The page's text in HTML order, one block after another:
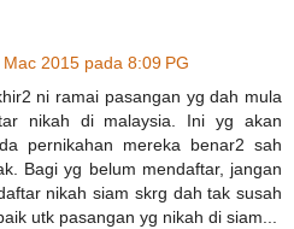
Mac 2015 pada 8:09 PG
ni ramai pasangan yg dah mula
nikah di malaysia. Ini yg akan
pernikahan mereka benar2 sah
Bagi yg belum mendaftar, jangan
nikah siam skrg dah tak susah
utk pasangan yg nikah di siam...